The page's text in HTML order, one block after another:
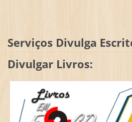
Serviços Divulga
Divulgar Livros: